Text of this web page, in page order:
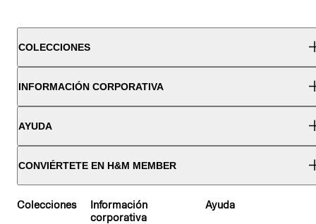
COLECCIONES
INFORMACIÓN CORPORATIVA
AYUDA
CONVIÉRTETE EN H&M MEMBER
Colecciones
Información
corporativa
Ayuda